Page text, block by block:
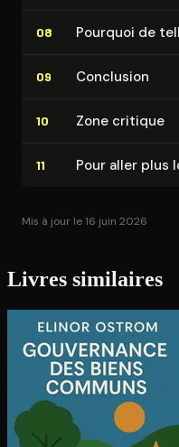
08 Pourquoi de
09 Conclusion
10 Zone critique
11 Pour aller plus
Mis à jour le 16 juin 2026
Livres similaires